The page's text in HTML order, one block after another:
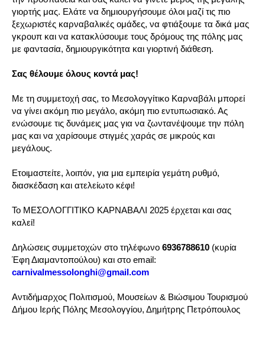
γιορτής μας. Ελάτε να δημιουργήσουμε όλοι μαζί τις πιο
ξεχωριστές καρναβαλικές ομάδες, να φτιάξουμε τα δικά μας
γκρουπ και να κατακλύσουμε τους δρόμους της πόλης μας
με φαντασία, δημιουργικότητα και γιορτινή διάθεση.
Σας θέλουμε όλους κοντά μας!
Με τη συμμετοχή σας, το Μεσολογγίτικο Καρναβάλι μπορεί
να γίνει ακόμη πιο μεγάλο, ακόμη πιο εντυπωσιακό. Ας
ενώσουμε τις δυνάμεις μας για να ζωντανέψουμε την πόλη
μας και να χαρίσουμε στιγμές χαράς σε μικρούς και
μεγάλους.
Ετοιμαστείτε, λοιπόν, για μια εμπειρία γεμάτη ρυθμό,
διασκέδαση και ατελείωτο κέφι!
Το ΜΕΣΟΛΟΓΓΙΤΙΚΟ ΚΑΡΝΑΒΑΛΙ 2025 έρχεται και σας
καλεί!
Δηλώσεις συμμετοχών στο τηλέφωνο 6936788610 (κυρία
Έφη Διαμαντοπούλου) και στο email:
carnivalmessolonghi@gmail.com
Αντιδήμαρχος Πολιτισμού, Μουσείων & Βιώσιμου Τουρισμού
Δήμου Ιερής Πόλης Μεσολογγίου, Δημήτρης Πετρόπουλος